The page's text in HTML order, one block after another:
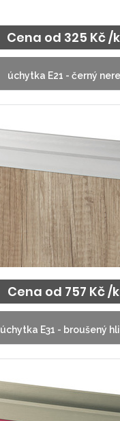
Cena od 325 Kč /
úchytka E21 - černý
Cena od 757 Kč /
úchytka E31 - broušený